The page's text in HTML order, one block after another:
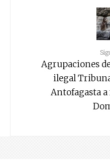
Agrupaciones
ilegal
Antofagasta